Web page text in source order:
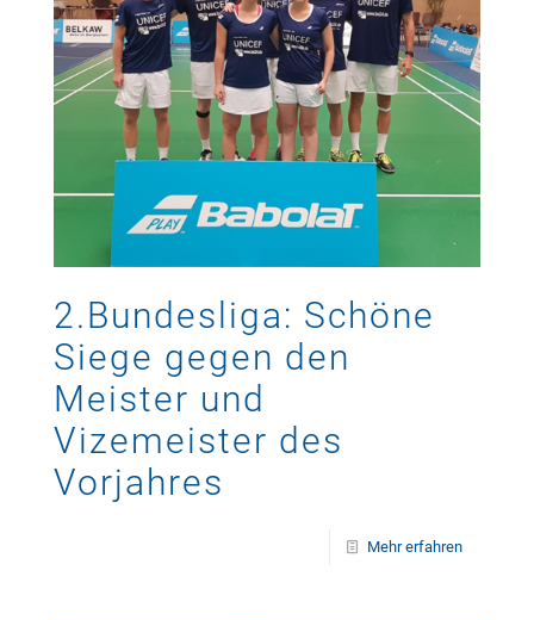
2.Bundesliga: Schöne
Siege gegen den
Meister und
Vizemeister des
Vorjahres
Mehr erfahren